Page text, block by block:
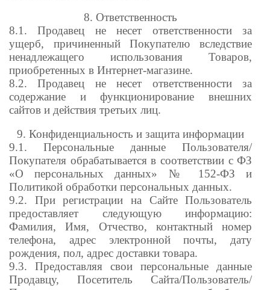
8. Ответственность
8.1. Продавец не несет ответственности за
ущерб, причиненный Покупателю вследствие
ненадлежащего использования Товаров,
приобретенных в Интернет-магазине.
8.2. Продавец не несет ответственности за
содержание и функционирование внешних
сайтов и действия третьих лиц.
9. Конфиденциальность и защита информации
9.1. Персональные данные Пользователя/
Покупателя обрабатывается в соответствии с ФЗ
«О персональных данных» № 152-ФЗ и
Политикой обработки персональных данных.
9.2. При регистрации на Сайте Пользователь
предоставляет следующую информацию:
Фамилия, Имя, Отчество, контактный номер
телефона, адрес электронной почты, дату
рождения, пол, адрес доставки товара.
9.3. Предоставляя свои персональные данные
Продавцу, Посетитель Сайта/Пользователь/